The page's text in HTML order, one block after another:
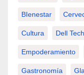
BIenestar
Cultura Dell
Empoderamiento
Gastronomía